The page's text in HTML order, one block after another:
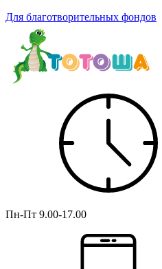
Для благотворительных фондов
Пн-Пт 9.00-17.00